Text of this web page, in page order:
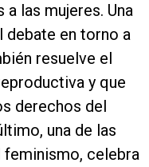
las mujeres. Una
debate en torno a
resuelve el
y que
derechos del
una de las
feminismo, celebra